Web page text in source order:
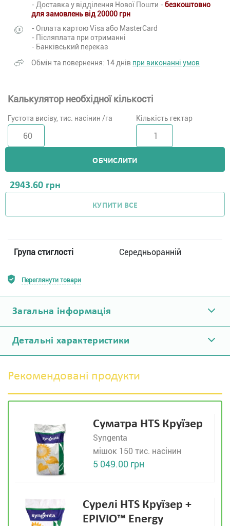
- Доставка у відділення Нової Пошти - безкоштовно
для замовлень від 20000 грн
- Оплата картою Visa або MasterCard
- Післяплата при отриманні
- Банківський переказ
Обмін та повернення: 14 днів при виконанні умов
Калькулятор необхідної кількості
Густота висіву, тис. насінин /га Кількість гектар
ОБЧИСЛИТИ
2943.60 грн
КУПИТИ ВСЕ
Група стиглості Середньоранній
Переглянути товари
Загальна інформація
Детальні характеристики
Рекомендовані продукти
Суматра HTS Круїзер
Syngenta
мішок 150 тис. насінин
5 049.00 грн
Сурелі HTS Круїзер +
EPIVIO™ Energy